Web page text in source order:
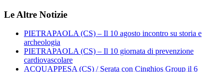
Le Altre Notizie
PIETRAPAOLA (CS) – Il 10 agosto incontro su storia e
archeologia
PIETRAPAOLA (CS) – Il 10 giornata di prevenzione
cardiovascolare
ACQUAPPESA (CS) / Serata con Cinghios Group il 6